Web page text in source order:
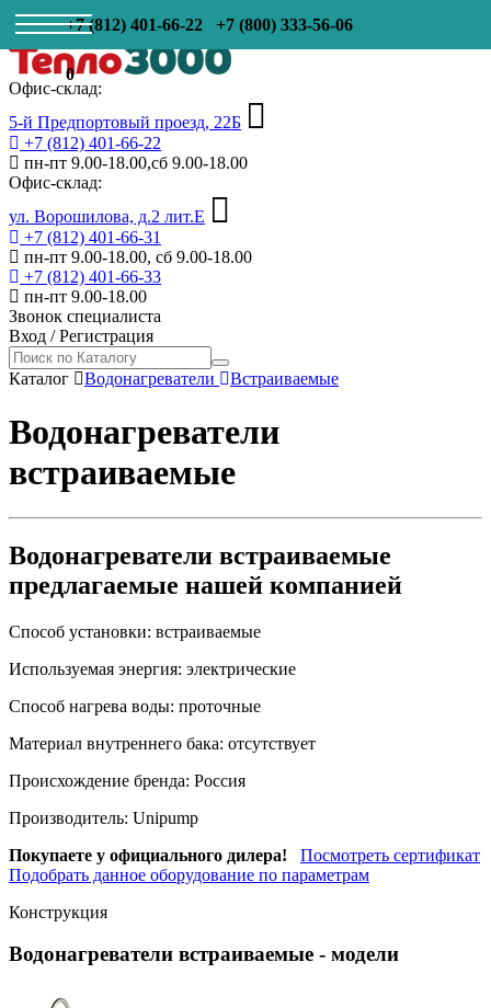
+7 (812) 401-66-22 +7 (800) 333-56-06
0
Офис-склад:
5-й Предпортовый проезд, 22Б
+7 (812) 401-66-22
пн-пт 9.00-18.00,сб 9.00-18.00
Офис-склад:
ул. Ворошилова, д.2 лит.Е
+7 (812) 401-66-31
пн-пт 9.00-18.00, сб 9.00-18.00
+7 (812) 401-66-33
пн-пт 9.00-18.00
Звонок специалиста
Вход /Регистрация
Каталог Водонагреватели Встраиваемые
Водонагреватели
встраиваемые
Водонагреватели встраиваемые
предлагаемые нашей компанией
Способ установки: встраиваемые
Используемая энергия: электрические
Способ нагрева воды: проточные
Материал внутреннего бака: отсутствует
Происхождение бренда: Россия
Производитель: Unipump
Покупаете у официального дилера!
Посмотреть сертификат
Подобрать данное оборудование по параметрам
Конструкция
Водонагреватели встраиваемые - модели